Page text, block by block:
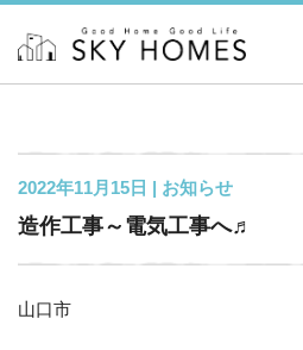
2022年11月15日 | お知らせ
造作工事～電気工事へ♬
山口市